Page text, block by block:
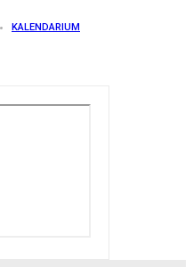
KALENDARIUM